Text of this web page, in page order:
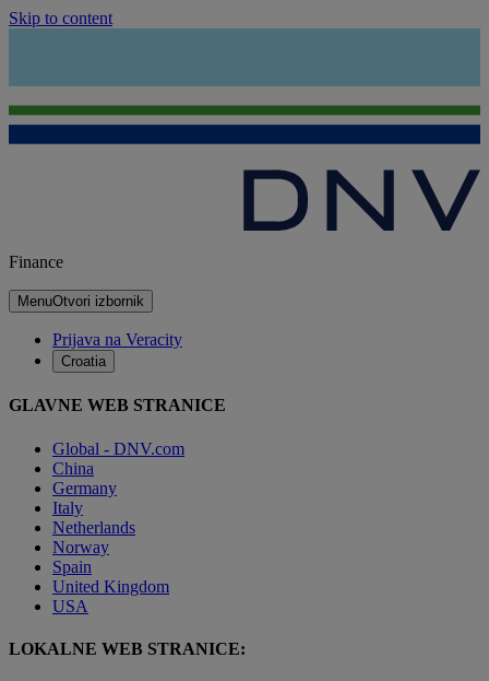
Skip to content
Finance
MenuOtvori izbornik
Prijava na Veracity
Croatia
GLAVNE WEB STRANICE
Global - DNV.com
China
Germany
Italy
Netherlands
Norway
Spain
United Kingdom
USA
LOKALNE WEB STRANICE: